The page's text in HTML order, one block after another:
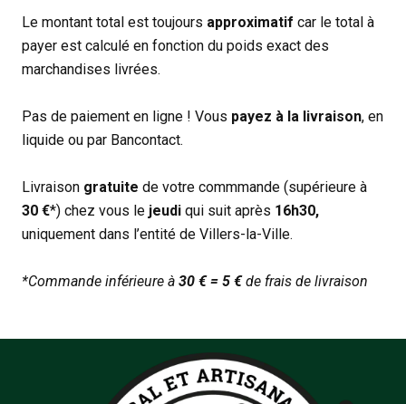
Le montant total est toujours approximatif car le total à
payer est calculé en fonction du poids exact des
marchandises livrées.
Pas de paiement en ligne ! Vous payez à la livraison, en
liquide ou par Bancontact.
Livraison gratuite de votre commmande (supérieure à
30 €*) chez vous le jeudi qui suit après 16h30,
uniquement dans l’entité de Villers-la-Ville.
*Commande inférieure à 30 € = 5 €de frais de livraison